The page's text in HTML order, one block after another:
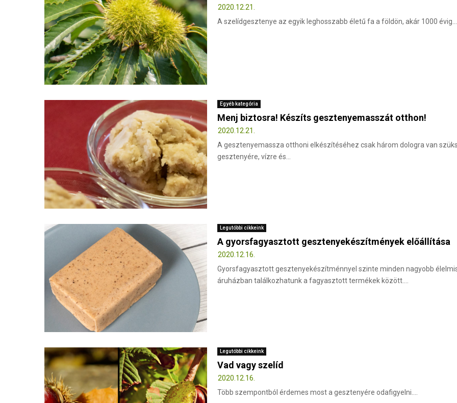
2020.12.21.
A szelídgesztenye az egyik leghosszabb életű fa a földön, akár 1000 évig...
Egyéb kategória
Menj biztosra! Készíts gesztenyemasszát otthon!
2020.12.21.
A gesztenyemassza otthoni elkészítéséhez csak három dologra van
gesztenyére, vízre és...
Legutóbbi cikkeink
A gyorsfagyasztott gesztenyekészítmények előállítása
2020.12.16.
Gyorsfagyasztott gesztenyekészítménnyel szinte minden nagyobb
áruházban találkozhatunk a fagyasztott termékek között....
Legutóbbi cikkeink
Vad vagy szelíd
2020.12.16.
Több szempontból érdemes most a gesztenyére odafigyelni....